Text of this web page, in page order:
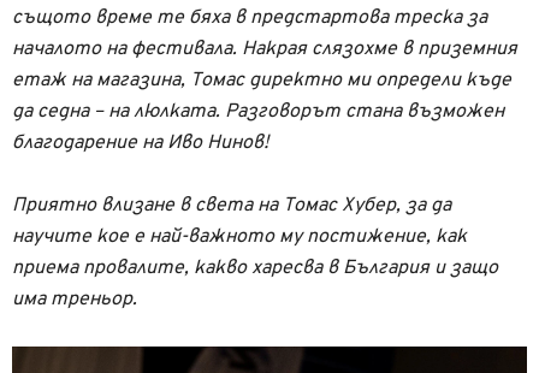
същото време те бяха в предстартова треска за
началото на фестивала. Накрая слязохме в приземния
етаж на магазина, Томас директно ми определи къде
да седна – на люлката. Разговорът стана възможен
благодарение на Иво Нинов!
Приятно влизане в света на Томас Хубер, за да
научите кое е най-важното му постижение, как
приема провалите, какво харесва в България и защо
има треньор.